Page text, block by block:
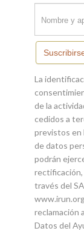
La
de la
cedidos a
previstos en
de datos
podrán
rectificación,
través del
reclamación
Datos del